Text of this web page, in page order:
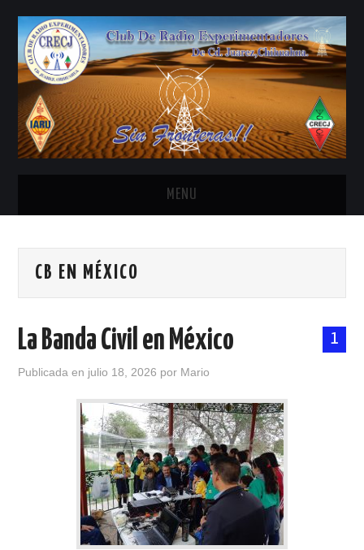
MENU
ANTENAS Y ACCESORIOS
CONTACTO
HISTORIA DE LA RADIO
IMÁGENES CRECJ
LA PULGA MERCANTE
CB EN MÉXICO
1
La Banda Civil en México
Publicada en julio 18, 2026 por Mario